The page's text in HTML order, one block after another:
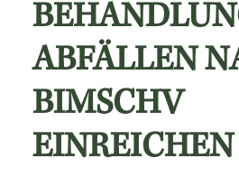
ABFÄLLEN
BIMSCHV
EINREICHEN